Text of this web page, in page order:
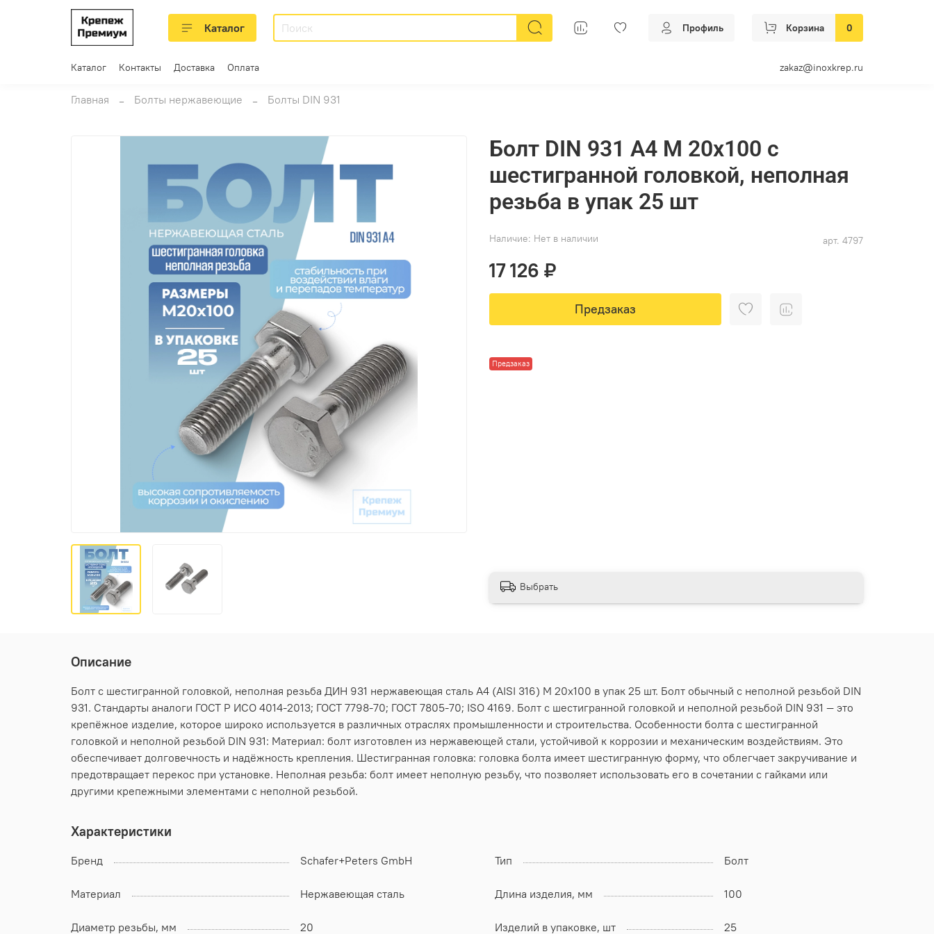
Каталог Профиль Корзина 0
Каталог Контакты Доставка Оплата zakaz@inoxkrep.ru
Главная Болты нержавеющие Болты DIN 931
арт. 4797
Наличие: Нет в наличии
Предзаказ
Болт DIN 931 А4 M 20х100 с
шестигранной головкой, неполная
резьба в упак 25 шт
17 126 ₽
Предзаказ
Выбрать
Описание
Болт с шестигранной головкой, неполная резьба ДИН 931 нержавеющая сталь А4 (AISI 316) M 20х100 в упак 25 шт. Болт обычный с неполной резьбой DIN
931. Стандарты аналоги ГОСТ Р ИСО 4014-2013; ГОСТ 7798-70; ГОСТ 7805-70; ISO 4169. Болт с шестигранной головкой и неполной резьбой DIN 931 — это
крепёжное изделие, которое широко используется в различных отраслях промышленности и строительства. Особенности болта с шестигранной
головкой и неполной резьбой DIN 931: Материал: болт изготовлен из нержавеющей стали, устойчивой к коррозии и механическим воздействиям. Это
обеспечивает долговечность и надёжность крепления. Шестигранная головка: головка болта имеет шестигранную форму, что облегчает закручивание и
предотвращает перекос при установке. Неполная резьба: болт имеет неполную резьбу, что позволяет использовать его в сочетании с гайками или
другими крепежными элементами с неполной резьбой.
Характеристики
Бренд Schafer+Peters GmbH Тип Болт
Материал Нержавеющая сталь Длина изделия, мм 100
Диаметр резьбы, мм 20 Изделий в упаковке, шт 25